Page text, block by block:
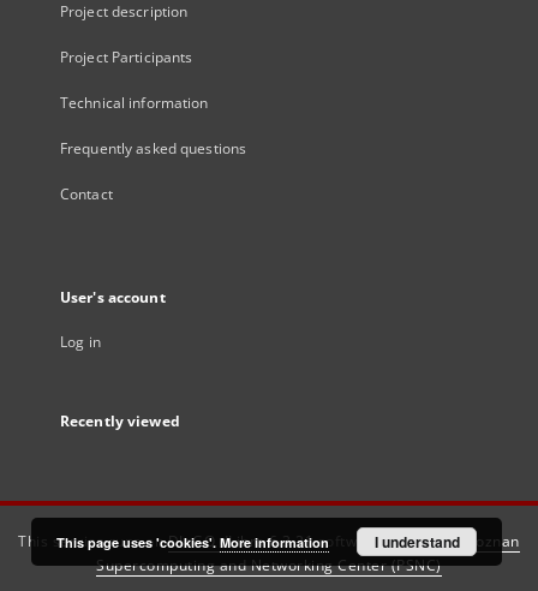
Project description
Project Participants
Technical information
Frequently asked questions
Contact
User's account
Log in
Recently viewed
This service runs onDInGO dLibra 6.3.21software created by
Poznan
Supercomputing and Networking Center (PSNC)
This page uses 'cookies'. More information I understand